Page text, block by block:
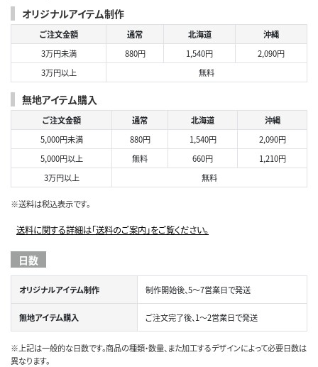
オリジナルアイテム制作
ご注文金額 通常 北海道
沖縄
3万円未満
880円 1,540円
2,090円
3万円以上
無料
無地アイテム購入
ご注文金額 通常 北海道
沖縄
5,000円未満
880円 1,540円
2,090円
5,000円以上
無料 660円
1,210円
3万円以上
無料
※送料は税込表示です。
送料に関する詳細は「送料のご案内」をご覧ください。
日数
オリジナルアイテム制作 制作開始後、5～7営業日で発送
無地アイテム購入 ご注文完了後、1～2営業日で発送
※上記は一般的な日数です。商品の種類・数量、また加工するデザインによって必要日数は
異なります。